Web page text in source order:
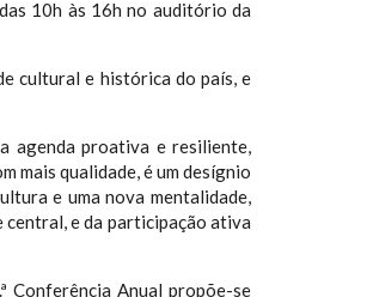
10h às 16h no auditório da
cultural e histórica do país, e
agenda proativa e resiliente,
mais qualidade, é um desígnio
e uma nova mentalidade,
central, e da participação ativa
Conferência Anual propõe-se